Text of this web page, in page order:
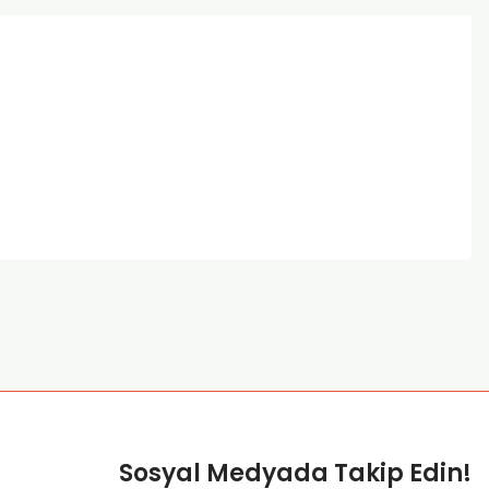
Sosyal Medyada Takip Edin!